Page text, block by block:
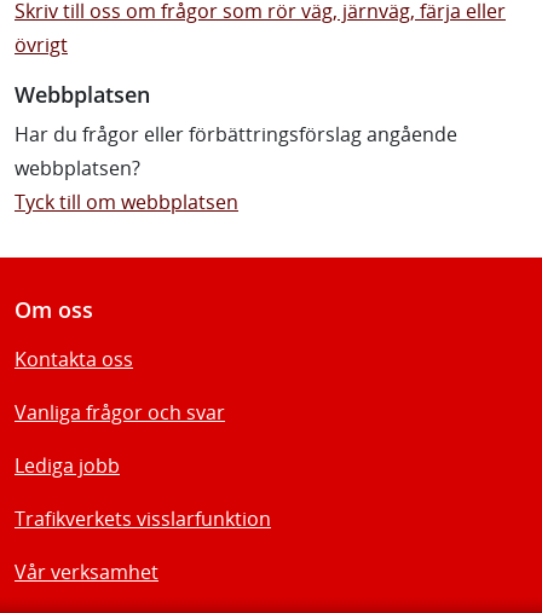
Skriv till oss om frågor som rör väg, järnväg, färja eller
övrigt
Webbplatsen
Har du frågor eller förbättringsförslag angående
webbplatsen?
Tyck till om webbplatsen
Om oss
Kontakta oss
Vanliga frågor och svar
Lediga jobb
Trafikverkets visslarfunktion
Vår verksamhet